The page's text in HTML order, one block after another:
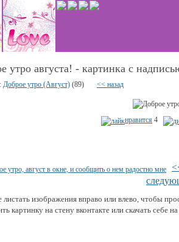
утро августа! - картинка с
Доброе утро (Август) (89) << назад
нравится 4
изображения вправо или влево, чтобы
картинку на стену вконтакте или скачать себе